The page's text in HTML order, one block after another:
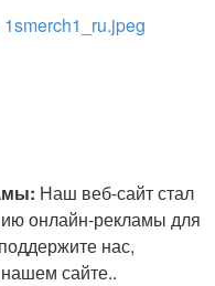
Наш веб-сайт стал
онлайн-рекламы для
нас,
сайте..